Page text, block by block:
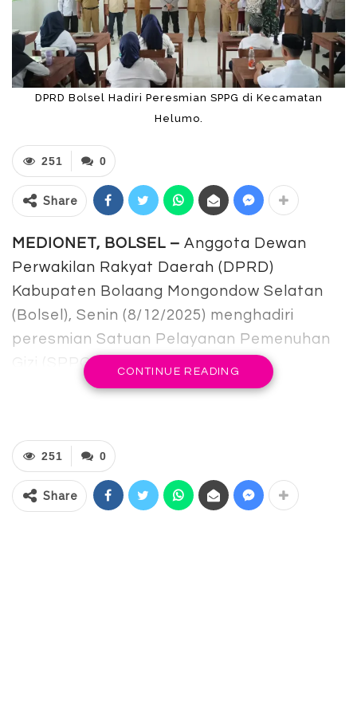
DPRD Bolsel Hadiri Peresmian SPPG di Kecamatan
Helumo.
0
251
Share
MEDIONET, BOLSEL – Anggota Dewan
Perwakilan Rakyat Daerah (DPRD)
Kabupaten Bolaang Mongondow Selatan
(Bolsel), Senin (8/12/2025) menghadiri
peresmian Satuan Pelayanan Pemenuhan
Gizi (SPPG) Citra Cemerlang yang
bertempat di Desa Duminanga, Kecamatan
Peresmian SPPG tersebut dihadiri Wakil
Ketua DPRD Bolsel, Djelfi Djauhari bersama
Halilintar Kadullah, sekaligus mendampingi
CONTINUE READING
0
251
Share